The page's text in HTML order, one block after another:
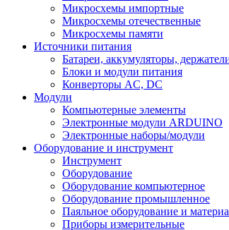
Микросхемы импортные
Микросхемы отечественные
Микросхемы памяти
Источники питания
Батареи, аккумуляторы,
Блоки и модули питания
Конверторы AC, DC
Модули
Компьютерные элементы
Электронные модули ARDUINO
Электронные наборы/модули
Оборудование и инструмент
Инструмент
Оборудование
Оборудование компьютерное
Оборудование промышленное
Паяльное оборудование и
Приборы измерительные